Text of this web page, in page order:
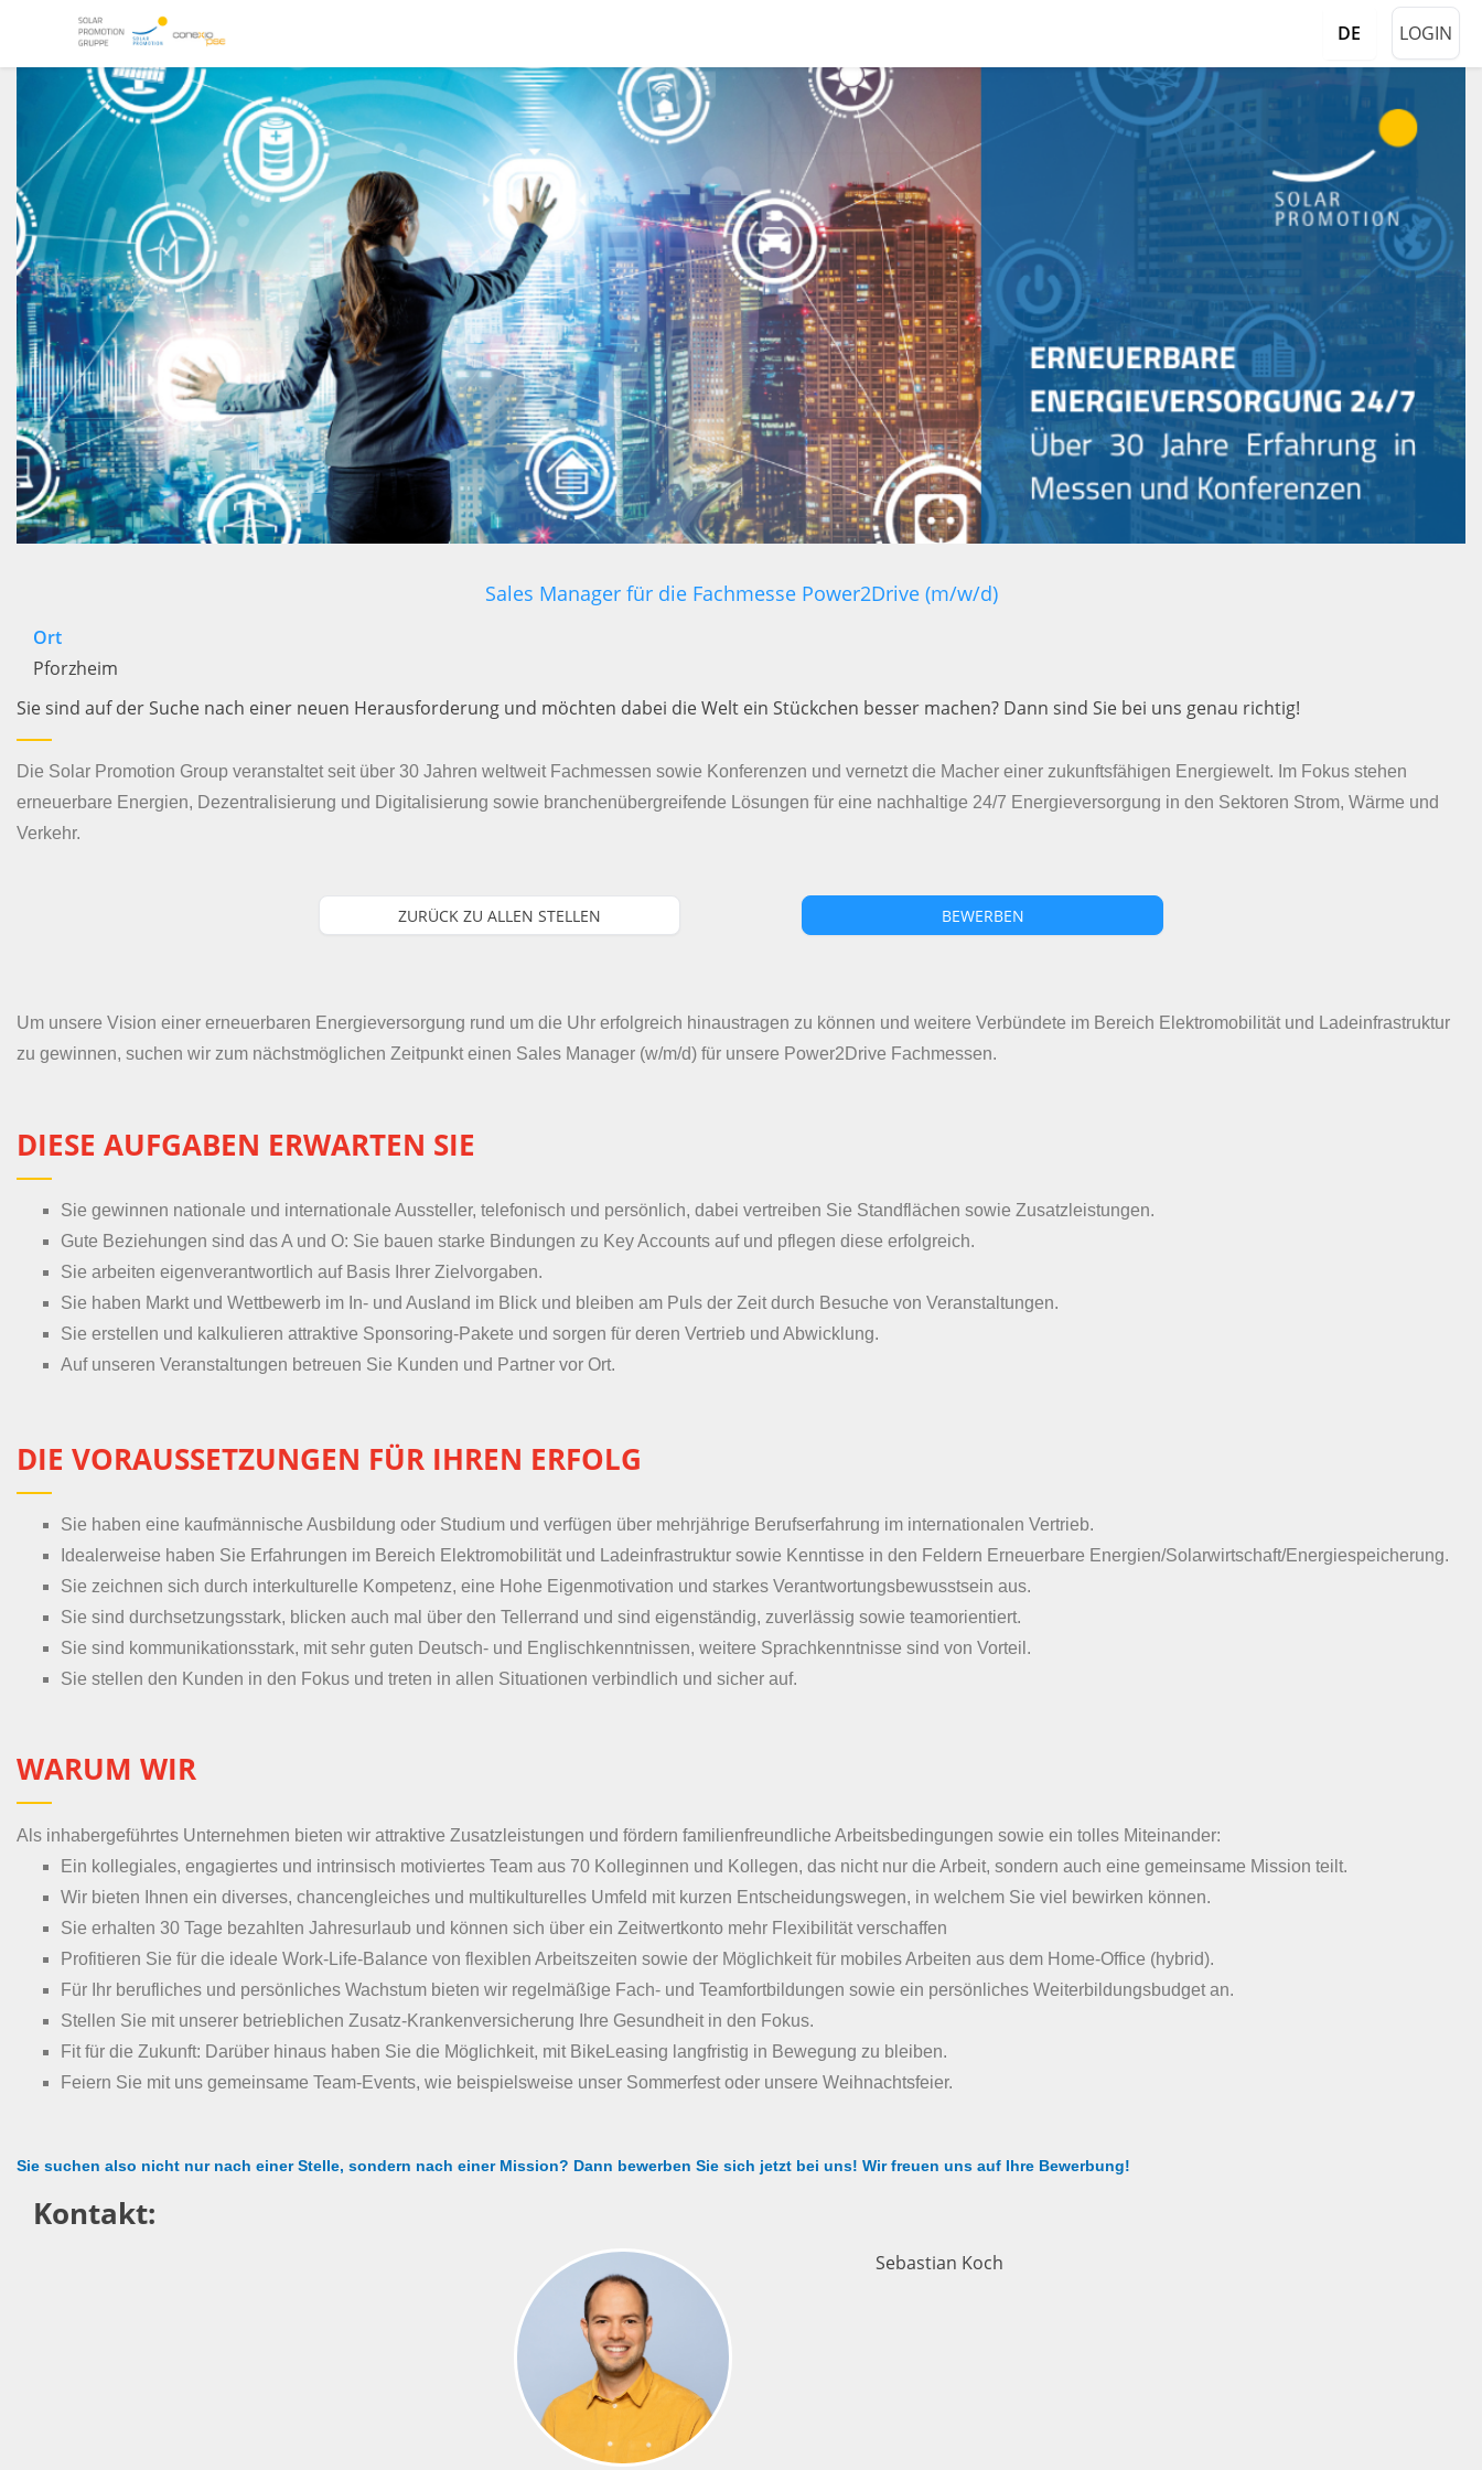
DE LOGIN
Sales Manager für die Fachmesse Power2Drive (m/w/d)
Ort
Pforzheim
Sie sind auf der Suche nach einer neuen Herausforderung und möchten dabei die Welt ein Stückchen besser machen? Dann sind Sie bei uns genau richtig!
Die Solar Promotion Group veranstaltet seit über 30 Jahren weltweit Fachmessen sowie Konferenzen und vernetzt die Macher einer zukunftsfähigen Energiewelt. Im Fokus stehen
erneuerbare Energien, Dezentralisierung und Digitalisierung sowie branchenübergreifende Lösungen für eine nachhaltige 24/7 Energieversorgung in den Sektoren Strom, Wärme und
Verkehr.
ZURÜCK ZU ALLEN STELLEN BEWERBEN
Um unsere Vision einer erneuerbaren Energieversorgung rund um die Uhr erfolgreich hinaustragen zu können und weitere Verbündete im Bereich Elektromobilität und Ladeinfrastruktur
zu gewinnen, suchen wir zum nächstmöglichen Zeitpunkt einen Sales Manager (w/m/d) für unsere Power2Drive Fachmessen.
DIESE AUFGABEN ERWARTEN SIE
Sie gewinnen nationale und internationale Aussteller, telefonisch und persönlich, dabei vertreiben Sie Standflächen sowie Zusatzleistungen.
Gute Beziehungen sind das A und O: Sie bauen starke Bindungen zu Key Accounts auf und pflegen diese erfolgreich.
Sie arbeiten eigenverantwortlich auf Basis Ihrer Zielvorgaben.
Sie haben Markt und Wettbewerb im In- und Ausland im Blick und bleiben am Puls der Zeit durch Besuche von Veranstaltungen.
Sie erstellen und kalkulieren attraktive Sponsoring-Pakete und sorgen für deren Vertrieb und Abwicklung.
Auf unseren Veranstaltungen betreuen Sie Kunden und Partner vor Ort.
DIE VORAUSSETZUNGEN FÜR IHREN ERFOLG
Sie haben eine kaufmännische Ausbildung oder Studium und verfügen über mehrjährige Berufserfahrung im internationalen Vertrieb.
Idealerweise haben Sie Erfahrungen im Bereich Elektromobilität und Ladeinfrastruktur sowie Kenntisse in den Feldern Erneuerbare Energien/Solarwirtschaft/Energiespeicherung.
Sie zeichnen sich durch interkulturelle Kompetenz, eine Hohe Eigenmotivation und starkes Verantwortungsbewusstsein aus.
Sie sind durchsetzungsstark, blicken auch mal über den Tellerrand und sind eigenständig, zuverlässig sowie teamorientiert.
Sie sind kommunikationsstark, mit sehr guten Deutsch- und Englischkenntnissen, weitere Sprachkenntnisse sind von Vorteil.
Sie stellen den Kunden in den Fokus und treten in allen Situationen verbindlich und sicher auf.
WARUM WIR
Als inhabergeführtes Unternehmen bieten wir attraktive Zusatzleistungen und fördern familienfreundliche Arbeitsbedingungen sowie ein tolles Miteinander:
Ein kollegiales, engagiertes und intrinsisch motiviertes Team aus 70 Kolleginnen und Kollegen, das nicht nur die Arbeit, sondern auch eine gemeinsame Mission teilt.
Wir bieten Ihnen ein diverses, chancengleiches und multikulturelles Umfeld mit kurzen Entscheidungswegen, in welchem Sie viel bewirken können.
Sie erhalten 30 Tage bezahlten Jahresurlaub und können sich über ein Zeitwertkonto mehr Flexibilität verschaffen
Profitieren Sie für die ideale Work-Life-Balance von flexiblen Arbeitszeiten sowie der Möglichkeit für mobiles Arbeiten aus dem Home-Office (hybrid).
Für Ihr berufliches und persönliches Wachstum bieten wir regelmäßige Fach- und Teamfortbildungen sowie ein persönliches Weiterbildungsbudget an.
Stellen Sie mit unserer betrieblichen Zusatz-Krankenversicherung Ihre Gesundheit in den Fokus.
Fit für die Zukunft: Darüber hinaus haben Sie die Möglichkeit, mit BikeLeasing langfristig in Bewegung zu bleiben.
Feiern Sie mit uns gemeinsame Team-Events, wie beispielsweise unser Sommerfest oder unsere Weihnachtsfeier.
Sie suchen also nicht nur nach einer Stelle, sondern nach einer Mission? Dann bewerben Sie sich jetzt bei uns! Wir freuen uns auf Ihre Bewerbung!
Kontakt:
Sebastian Koch